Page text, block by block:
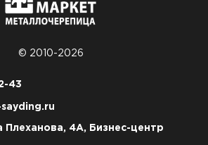
© 2010-2026
43
Плеханова, 4А, Бизнес-центр